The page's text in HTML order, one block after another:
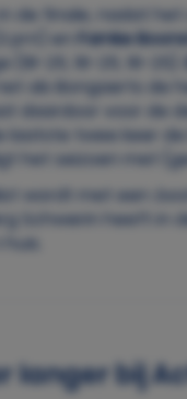
de finale, nadat
pnt) en Famke
25, 16-25, 16-25).
als Bongaerts de
daardoor voor de
laatste twee keer
het seizoen met
wordt met een
Schwerin heeft in
langer bij